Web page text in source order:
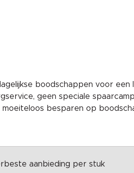
boodschappen voor
geen speciale
besparen op
aanbieding per stuk